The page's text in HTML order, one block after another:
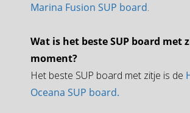
Marina Fusion SUP board.
Wat is het beste SUP board met
moment?
Het beste SUP board met zitje is de
Oceana SUP board.